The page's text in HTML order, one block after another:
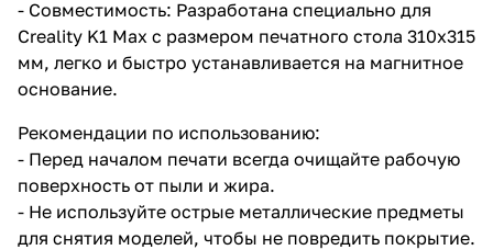
- Совместимость: Разработана специально для
Creality K1 Max с размером печатного стола 310x315
мм, легко и быстро устанавливается на магнитное
основание.
Рекомендации по использованию:
- Перед началом печати всегда очищайте рабочую
поверхность от пыли и жира.
- Не используйте острые металлические предметы
для снятия моделей, чтобы не повредить покрытие.